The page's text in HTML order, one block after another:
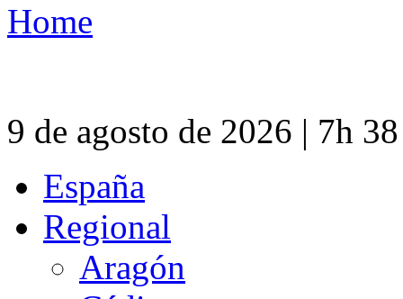
Home
9 de agosto de 2026 | 7h
España
Regional
Aragón